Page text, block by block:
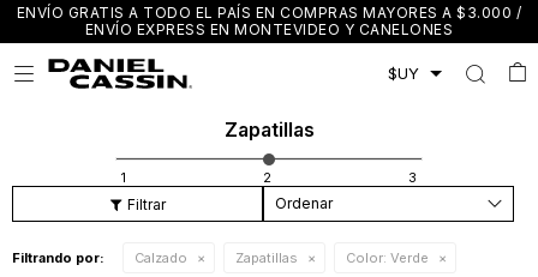
ENVÍO GRATIS A TODO EL PAÍS EN COMPRAS MAYORES A $3.000 /
ENVÍO EXPRESS EN MONTEVIDEO Y CANELONES

Zapatillas
Recomendados
Filtrando por: Calzado Zapatillas Color: Verde